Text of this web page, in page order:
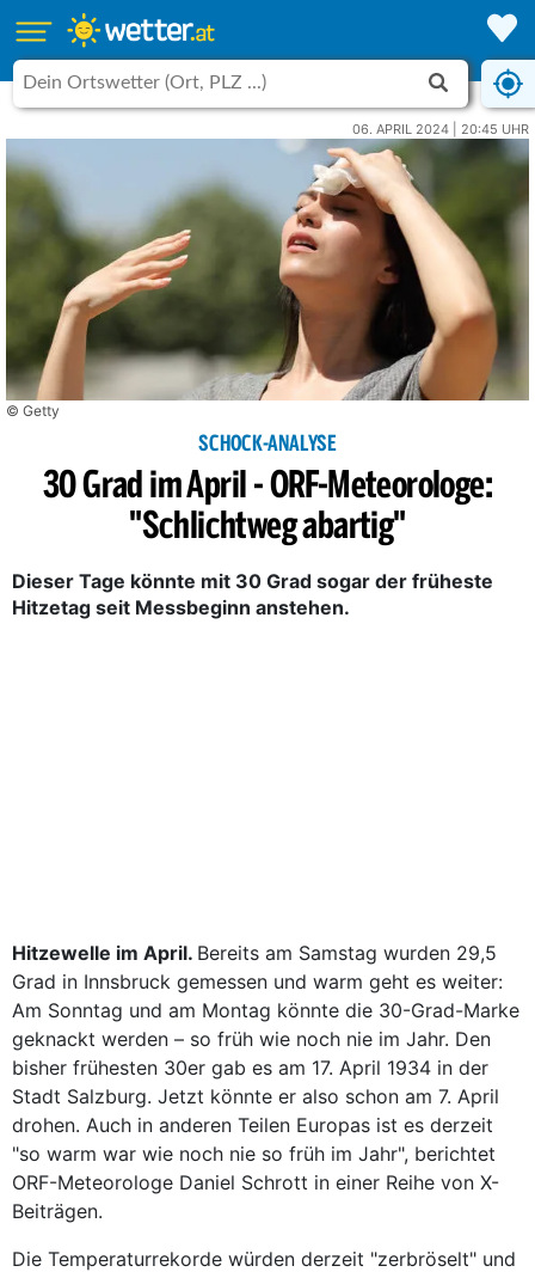
06. APRIL 2024 | 20:45 UHR
© Getty
SCHOCK-ANALYSE
30 Grad im April - ORF-Meteorologe:
"Schlichtweg abartig"
Dieser Tage könnte mit 30 Grad sogar der früheste
Hitzetag seit Messbeginn anstehen.
Hitzewelle im April. Bereits am Samstag wurden 29,5
Grad in Innsbruck gemessen und warm geht es weiter:
Am Sonntag und am Montag könnte die 30-Grad-Marke
geknackt werden – so früh wie noch nie im Jahr. Den
bisher frühesten 30er gab es am 17. April 1934 in der
Stadt Salzburg. Jetzt könnte er also schon am 7. April
drohen. Auch in anderen Teilen Europas ist es derzeit
"so warm war wie noch nie so früh im Jahr", berichtet
ORF-Meteorologe Daniel Schrott in einer Reihe von X-
Beiträgen.
Die Temperaturrekorde würden derzeit "zerbröselt" und